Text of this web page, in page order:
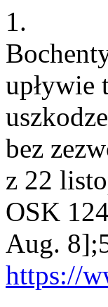
1.
upływie
bez
z 22
OSK
Aug.
https://